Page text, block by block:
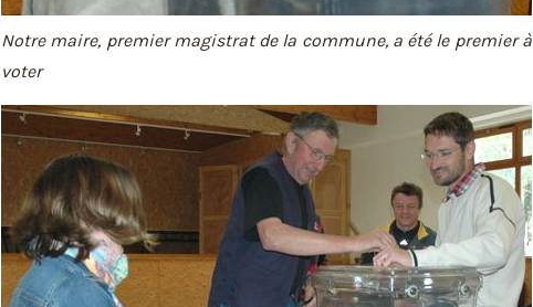
Notre maire, premier magistrat de la commune, a été le premier à
voter